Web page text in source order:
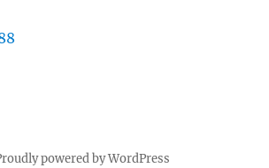
powered by WordPress